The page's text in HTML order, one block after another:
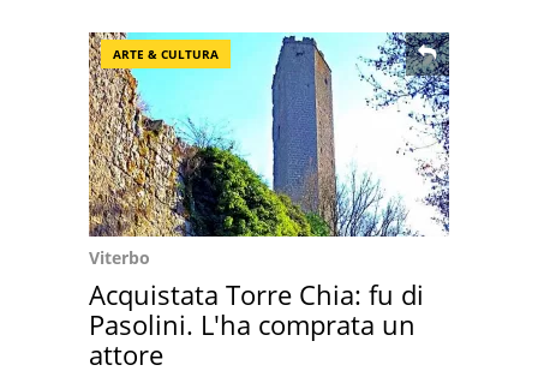
ARTE & CULTURA
Viterbo
Acquistata Torre Chia: fu di
Pasolini. L'ha comprata un
attore